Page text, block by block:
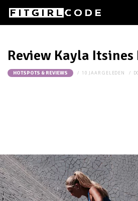
Review Kayla Itsines
HOTSPOTS & REVIEWS 10 JAAR GELEDEN